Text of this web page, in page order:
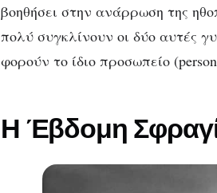
βοηθήσει στην ανάρρωση της
πολύ συγκλίνουν οι δύο αυτές
φορούν το ίδιο προσωπείο
Η Έβδομη